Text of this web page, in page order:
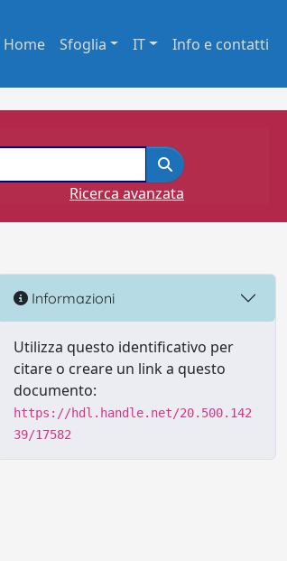
Home Sfoglia IT Info e contatti
Ricerca avanzata
Informazioni
Utilizza questo identificativo per
citare o creare un link a questo
documento:
https://hdl.handle.net/20.500.142
39/17582